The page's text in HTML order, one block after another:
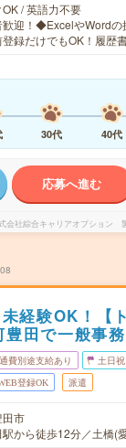
/ 英語力不要
迎！◆ExcelやWordの
登録だけでもOK！履歴
30代 40代
応募へ進む
会社綜合キャリアオプション
経験OK！【
田で一般事務
費別途支給あり 土日
登録OK 派遣
田市
駅から徒歩12分／土橋(